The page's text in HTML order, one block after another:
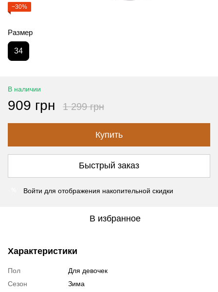
−30%
Размер
34
В наличии
909 грн 1 299 грн
Купить
Быстрый заказ
Войти для отображения накопительной скидки
В избранное
Характеристики
Пол
Для девочек
Сезон
Зима